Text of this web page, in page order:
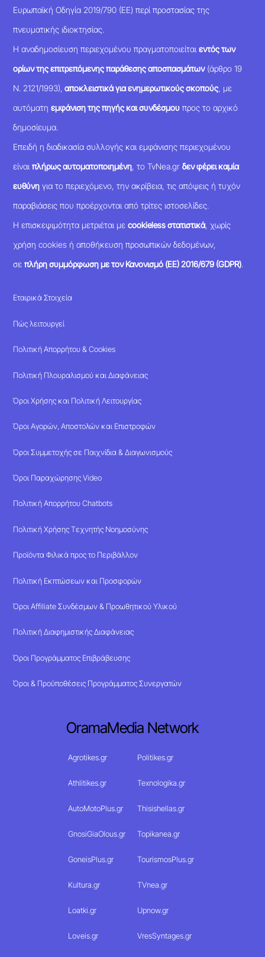
Ευρωπαϊκή Οδηγία 2019/790 (ΕΕ) περί προστασίας της
πνευματικής ιδιοκτησίας.
Η αναδημοσίευση περιεχομένου πραγματοποιείταιεντός των
ορίων της επιτρεπόμενης παράθεσης αποσπασμάτων(άρθρο 19
Ν. 2121/1993), αποκλειστικά για ενημερωτικούς σκοπούς , με
αυτόματηεμφάνιση της πηγής και συνδέσμου προς το αρχικό
δημοσίευμα.
Επειδή η διαδικασία συλλογής και εμφάνισης περιεχομένου
είναιπλήρως αυτοματοποιημένη , το TvNea.grδεν φέρει καμία
ευθύνη για το περιεχόμενο, την ακρίβεια, τις απόψεις ή τυχόν
παραβιάσεις που προέρχονται από τρίτες ιστοσελίδες.
Η επισκεψιμότητα μετριέται μεcookieless στατιστικά, χωρίς
χρήση cookies ή αποθήκευση προσωπικών δεδομένων,
σεπλήρη συμμόρφωση με τον Κανονισμό (ΕΕ) 2016/679 (GDPR).
Εταιρικά Στοιχεία
Πώς λειτουργεί
Πολιτική Απορρήτου & Cookies
Πολιτική Πλουραλισμού και Διαφάνειας
Όροι Χρήσης και Πολιτική Λειτουργίας
Όροι Αγορών, Αποστολών και Επιστροφών
Όροι Συμμετοχής σε Παιχνίδια & Διαγωνισμούς
Όροι Παραχώρησης Video
Πολιτική Απορρήτου Chatbots
Πολιτική Χρήσης Τεχνητής Νοημοσύνης
Προϊόντα Φιλικά προς το Περιβάλλον
Πολιτική Εκπτώσεων και Προσφορών
Όροι Affiliate Συνδέσμων & Προωθητικού Υλικού
Πολιτική Διαφημιστικής Διαφάνειας
Όροι Προγράμματος Επιβράβευσης
Όροι & Προϋποθέσεις Προγράμματος Συνεργατών
OramaMedia Network
Agrotikes.gr Politikes.gr
Athlitikes.gr Texnologika.gr
AutoMotoPlus.gr Thisishellas.gr
GnosiGiaOlous.gr Topikanea.gr
GoneisPlus.gr TourismosPlus.gr
Kultura.gr TVnea.gr
Loatki.gr Upnow.gr
Loveis.gr VresSyntages.gr